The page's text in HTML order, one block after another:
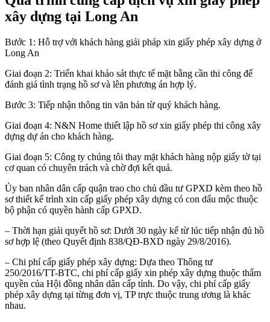
xây dựng tại Long An
Bước 1: Hỗ trợ với khách hàng giải pháp xin giấy phép xây dựng ở
Long An
Giai đoạn 2: Triển khai khảo sát thực tế mặt bằng cần thi công để
đánh giá tình trạng hồ sơ và lên phương án hợp lý.
Bước 3: Tiếp nhận thông tin văn bản từ quý khách hàng.
Giai đoạn 4: N&N Home thiết lập hồ sơ xin giấy phép thi công xây
dựng dự án cho khách hàng.
Giai đoạn 5: Công ty chúng tôi thay mặt khách hàng nộp giấy tờ tại
cơ quan có chuyên trách và chờ đợi kết quả.
Ủy ban nhân dân cấp quận trao cho chủ đầu tư GPXD kèm theo hồ
sơ thiết kế trình xin cấp giấy phép xây dựng có con dấu mộc thuộc
bộ phận có quyền hành cấp GPXD.
– Thời hạn giải quyết hồ sơ: Dưới 30 ngày kể từ lúc tiếp nhận đủ hồ
sơ hợp lệ (theo Quyết định 838/QĐ-BXD ngày 29/8/2016).
– Chi phí cấp giấy phép xây dựng: Dựa theo Thông tư
250/2016/TT-BTC, chi phí cấp giấy xin phép xây dựng thuộc thẩm
quyền của Hội đồng nhân dân cấp tỉnh. Do vậy, chi phí cấp giấy
phép xây dựng tại từng đơn vị, TP trực thuộc trung ương là khác
nhau.